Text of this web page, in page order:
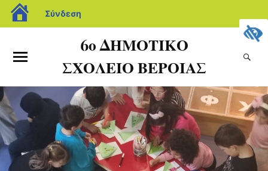
Σύνδεση
6ο ΔΗΜΟΤΙΚΟ
ΣΧΟΛΕΙΟ ΒΕΡΟΙΑΣ